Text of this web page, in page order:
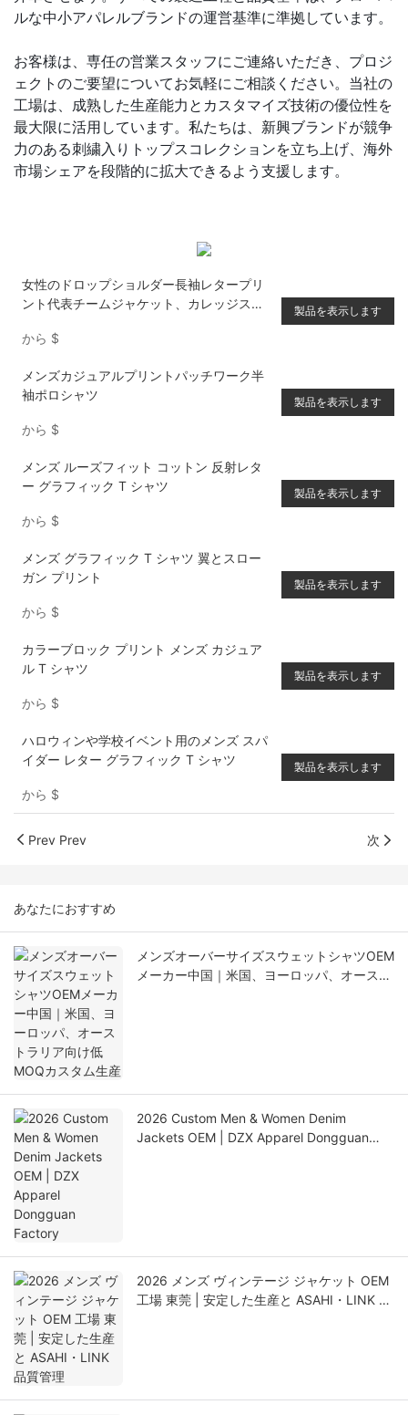
ルな中小アパレルブランドの運営基準に準拠しています。
お客様は、専任の営業スタッフにご連絡いただき、プロジ
ェクトのご要望についてお気軽にご相談ください。当社の
工場は、成熟した生産能力とカスタマイズ技術の優位性を
最大限に活用しています。私たちは、新興ブランドが競争
力のある刺繍入りトップスコレクションを立ち上げ、海外
市場シェアを段階的に拡大できるよう支援します。
女性のドロップショルダー長袖レタープリ
ント代表チームジャケット、カレッジスタ
から $
製品を表示します
メンズカジュアルプリントパッチワーク半
袖ポロシャツ
から $
製品を表示します
メンズ ルーズフィット コットン 反射レタ
ー グラフィック T シャツ
から $
製品を表示します
メンズ グラフィック T シャツ 翼とスロー
ガン プリント
から $
製品を表示します
カラーブロック プリント メンズ カジュア
ル T シャツ
から $
製品を表示します
ハロウィンや学校イベント用のメンズ スパ
イダー レター グラフィック T シャツ
から $
製品を表示します
Prev Prev 次
あなたにおすすめ
メンズオーバーサイズスウェットシャツOEM
メーカー中国｜米国、ヨーロッパ、オースト
2026 Custom Men & Women Denim
Jackets OEM | DZX Apparel Dongguan
2026 メンズ ヴィンテージ ジャケット OEM
工場 東莞 | 安定した生産と ASAHI・LINK 品